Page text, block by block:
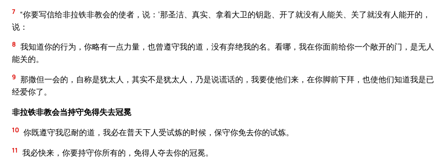
7 “你要写信给非拉铁非教会的使者，说：‘那圣洁、真实、拿着大卫的钥匙、开了就没有人能关、关了就没有人能开的，
说：
8 我知道你的行为，你略有一点力量，也曾遵守我的道，没有弃绝我的名。看哪，我在你面前给你一个敞开的门，是无人
能关的。
9 那撒但一会的，自称是犹太人，其实不是犹太人，乃是说谎话的，我要使他们来，在你脚前下拜，也使他们知道我是已
经爱你了。
非拉铁非教会当持守免得失去冠冕
10 你既遵守我忍耐的道，我必在普天下人受试炼的时候，保守你免去你的试炼。
11 我必快来，你要持守你所有的，免得人夺去你的冠冕。